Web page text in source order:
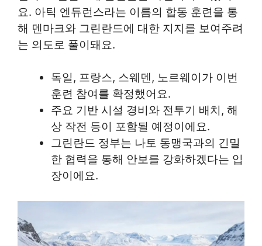
요. 아틱 엔듀런스라는 이름의 합동 훈련을 통
해 덴마크와 그린란드에 대한 지지를 보여주려
는 의도로 풀이돼요.
독일, 프랑스, 스웨덴, 노르웨이가 이번
훈련 참여를 확정했어요.
주요 기반 시설 경비와 전투기 배치, 해
상 작전 등이 포함될 예정이에요.
그린란드 정부는 나토 동맹국과의 긴밀
한 협력을 통해 안보를 강화하겠다는 입
장이에요.